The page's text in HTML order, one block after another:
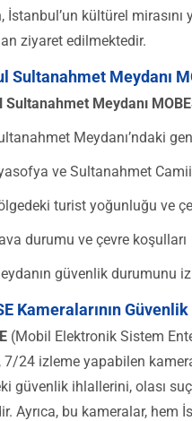
İstanbul’un kültürel
ziyaret edilmektedir.
Sultanahmet Meydanı
Sultanahmet Meydanı
Meydanı’ndaki
ve Sultanahmet
turist yoğunluğu ve
durumu ve çevre koşulları
güvenlik durumunu
Kameralarının
(Mobil Elektronik Sistem
7/24 izleme yapabilen
güvenlik ihlallerini, olası
Ayrıca, bu kameralar,